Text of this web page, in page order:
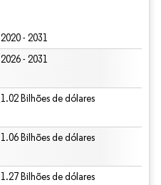
2020 - 2031
2026 - 2031
1.02 Bilhões de dólares
1.06 Bilhões de dólares
1.27 Bilhões de dólares